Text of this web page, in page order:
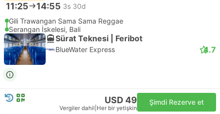
11:25 14:55 3s 30d
Gili Trawangan Sama Sama Reggae
Serangan İskelesi, Bali
Sürat Teknesi | Feribot
BlueWater Express 4.7
USD 49
Vergiler dahil Her bir yetişkin
Şimdi Rezerve et